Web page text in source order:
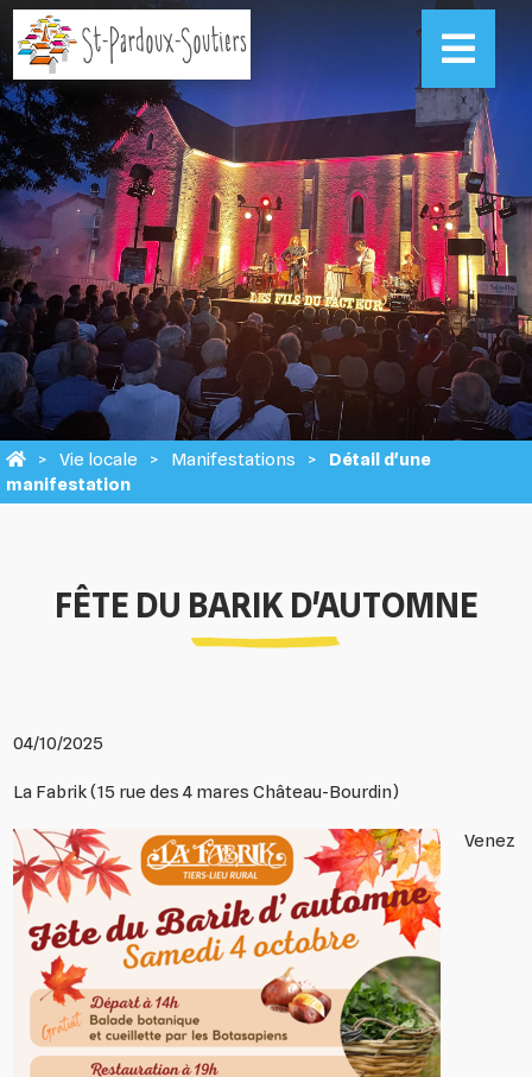
Vie locale Manifestations
Détail d'une
manifestation
FÊTE DU BARIK D'AUTOMNE
04/10/2025
La Fabrik (15 rue des 4 mares Château-Bourdin)
Venez